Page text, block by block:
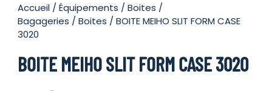
Accueil /Équipements /Boites /
Bagageries /Boites / BOITE MEIHO SLIT FORM CASE
3020
BOITE MEIHO SLIT FORM CASE 3020